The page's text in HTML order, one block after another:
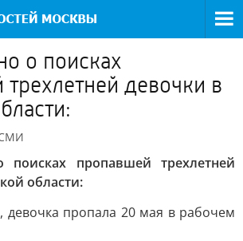
о поисках
девочки в
поисках пропавшей трехлетней
области:
девочка пропала 20 мая в рабочем